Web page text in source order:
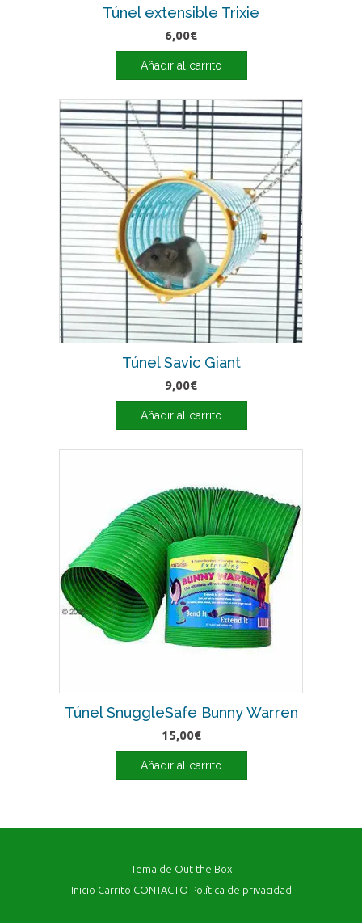
Túnel extensible Trixie
6,00€
Añadir al carrito
Túnel Savic Giant
9,00€
Añadir al carrito
Túnel SnuggleSafe Bunny Warren
15,00€
Añadir al carrito
Tema de Out the Box
Inicio Carrito CONTACTO Política de privacidad